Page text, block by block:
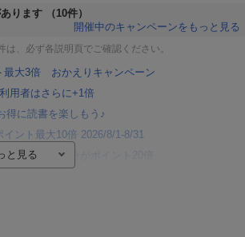
ります
（10件）
開催中のキャンペーンをもっと見る
、必ず各説明頁でご確認ください。
最大3倍 おかえりキャンペーン
用者はさらに+1倍
得に読書を楽しもう♪
ント最大10倍 2026/8/1-8/31
ブックス購入分がポイント20倍